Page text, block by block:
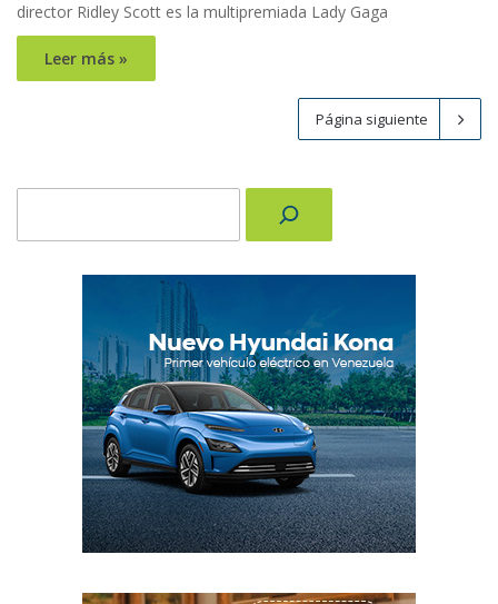
director Ridley Scott es la multipremiada Lady Gaga
Leer más »
Página siguiente